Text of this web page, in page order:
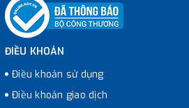
ĐIỀU KHOẢN
Điều khoản sử dụng
Điều khoản giao dịch